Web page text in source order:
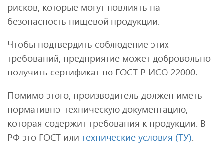
рисков, которые могут повлиять на
безопасность пищевой продукции.
Чтобы подтвердить соблюдение этих
требований, предприятие может добровольно
получить сертификат по ГОСТ Р ИСО 22000.
Помимо этого, производитель должен иметь
нормативно-техническую документацию,
которая содержит требования к продукции. В
РФ это ГОСТ или технические условия (ТУ).